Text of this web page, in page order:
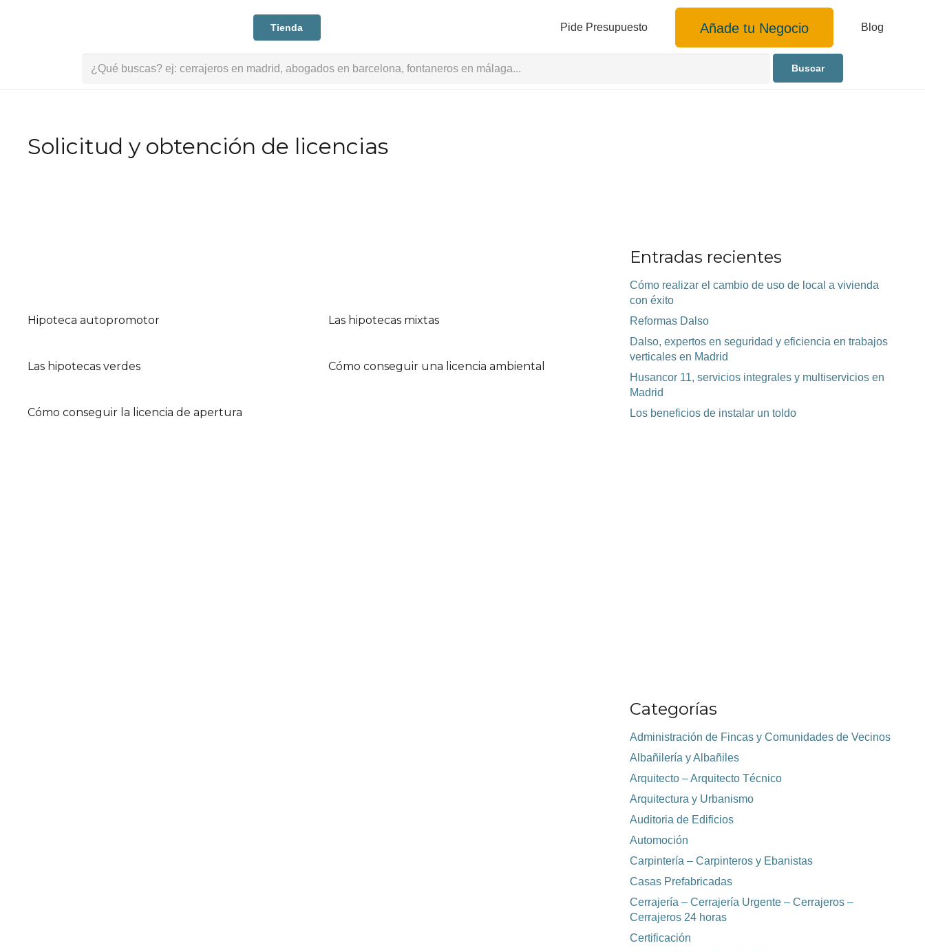
Tienda Pide Presupuesto Añade tu Negocio Blog
Buscar:
Solicitud y obtención de licencias
Hipoteca autopromotor Las hipotecas mixtas
Las hipotecas verdes Cómo conseguir una licencia ambiental
Cómo conseguir la licencia de apertura
Entradas recientes
Cómo realizar el cambio de uso de local a vivienda
con éxito
Reformas Dalso
Dalso, expertos en seguridad y eficiencia en trabajos
verticales en Madrid
Husancor 11, servicios integrales y multiservicios en
Madrid
Los beneficios de instalar un toldo
Categorías
Administración de Fincas y Comunidades de Vecinos
Albañilería y Albañiles
Arquitecto – Arquitecto Técnico
Arquitectura y Urbanismo
Auditoria de Edificios
Automoción
Carpintería – Carpinteros y Ebanistas
Casas Prefabricadas
Cerrajería – Cerrajería Urgente – Cerrajeros –
Cerrajeros 24 horas
Certificación